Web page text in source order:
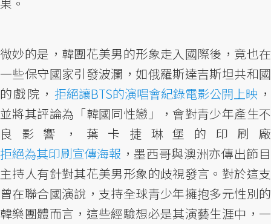
果。
微妙的是，韓團花美男的形象走入國際後，竟也在
一些保守國家引發波瀾，如俄羅斯達吉斯坦共和國
的戲院， 拒絕讓BTS的演唱會紀錄電影公開上映，
並將其評論為「韓國同性戀」，會對青少年產生不
良影響，葉卡捷琳堡的印刷廠
拒絕為其印刷宣傳海報 ，墨西哥與澳洲亦傳出節目
主持人有針對其花美男形象的歧視發言。對於這支
曾在聯合國演說，支持全球青少年擁抱多元性別的
韓樂團體而言，這些經驗想必是其演藝生涯中，一